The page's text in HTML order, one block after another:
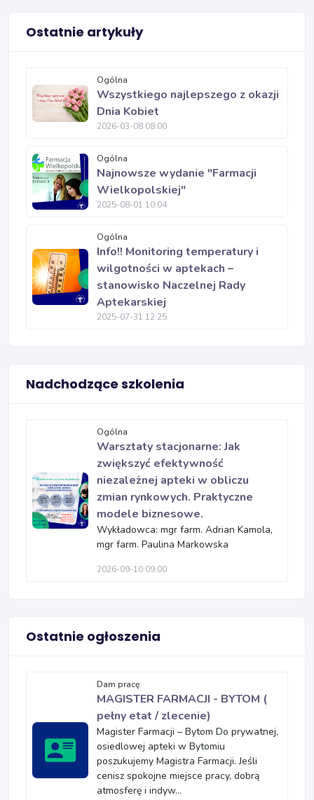
Ostatnie artykuły
Ogólna
Wszystkiego najlepszego z okazji
Dnia Kobiet
2026-03-08 08:00
Ogólna
Najnowsze wydanie "Farmacji
Wielkopolskiej"
2025-08-01 10:04
Ogólna
Info!! Monitoring temperatury i
wilgotności w aptekach –
stanowisko Naczelnej Rady
Aptekarskiej
2025-07-31 12:25
Nadchodzące szkolenia
Ogólna
Warsztaty stacjonarne: Jak
zwiększyć efektywność
niezależnej apteki w obliczu
zmian rynkowych. Praktyczne
modele biznesowe.
Wykładowca: mgr farm. Adrian Kamola,
mgr farm. Paulina Markowska
2026-09-10 09:00
Ostatnie ogłoszenia
Dam pracę
MAGISTER FARMACJI - BYTOM (
pełny etat / zlecenie)
Magister Farmacji – Bytom Do prywatnej,
osiedlowej apteki w Bytomiu
poszukujemy Magistra Farmacji. Jeśli
cenisz spokojne miejsce pracy, dobrą
atmosferę i indyw...